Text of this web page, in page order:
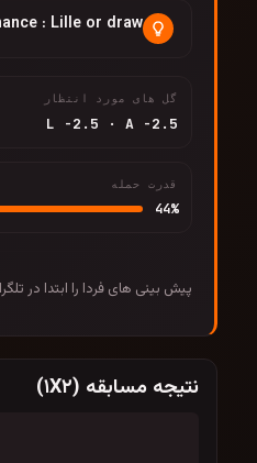
: Lille or draw
گل های مورد انتظار
L -2.5 · A -2.5
قدرت حمله
44%
پیش بینی های فردا را ابتدا در
نتیجه مسابقه (۱X۲)